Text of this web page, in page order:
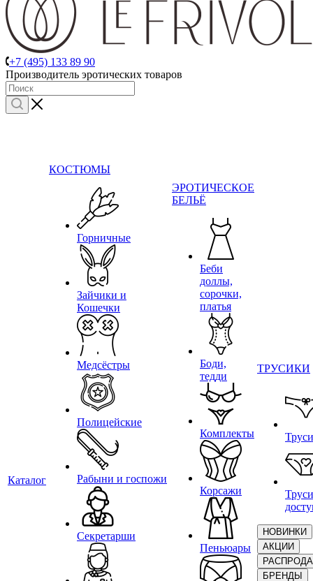
+7 (495) 133 89 90
Производитель эротических товаров
Каталог
КОСТЮМЫ
Горничные
Зайчики и
Кошечки
Медсёстры
Полицейские
Рабыни и госпожи
Секретарши
ЭРОТИЧЕСКОЕ
БЕЛЬЁ
Беби
доллы,
сорочки,
платья
Боди,
тедди
Комплекты
Корсажи
Пеньюары
ТРУСИКИ
НОВИНКИ
АКЦИИ
БРЕНДЫ